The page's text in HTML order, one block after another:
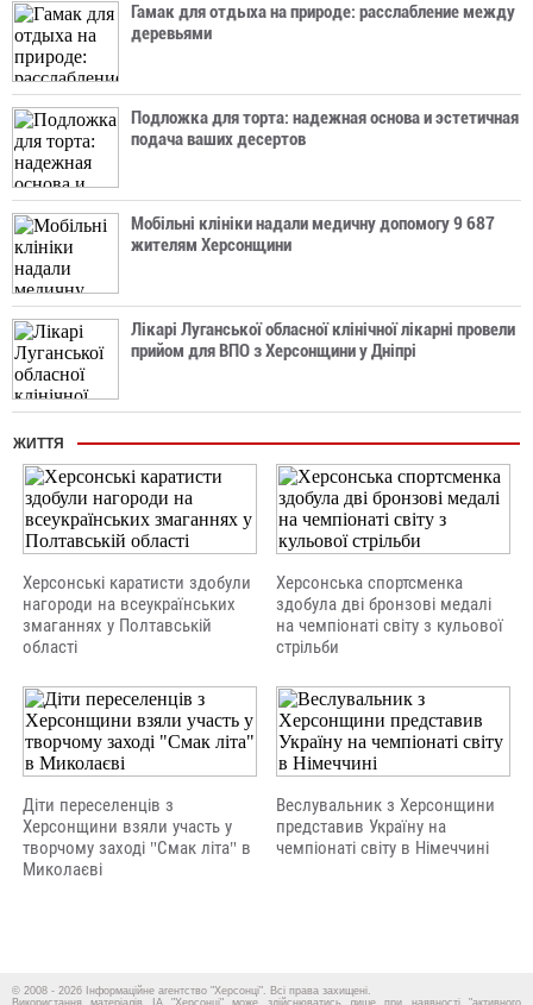
Гамак для отдыха на природе: расслабление между
деревьями
Подложка для торта: надежная основа и эстетичная
подача ваших десертов
Мобільні клініки надали медичну допомогу 9 687
жителям Херсонщини
Лікарі Луганської обласної клінічної лікарні провели
прийом для ВПО з Херсонщини у Дніпрі
ЖИТТЯ
Херсонські каратисти здобули
нагороди на всеукраїнських
змаганнях у Полтавській
області
Херсонська спортсменка
здобула дві бронзові медалі
на чемпіонаті світу з кульової
стрільби
Діти переселенців з
Херсонщини взяли участь у
творчому заході "Смак літа" в
Миколаєві
Веслувальник з Херсонщини
представив Україну на
чемпіонаті світу в Німеччині
© 2008 - 2026 Інформаційне агентство "Херсонці". Всі права захищені.
Використання матеріалів ІА "Херсонці" може здійснюватись лише при наявності "активного